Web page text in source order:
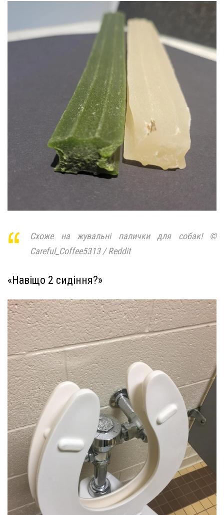
Схоже на жувальні палички для собак! ©
Careful_Coffee5313 / Reddit
«Навіщо 2 сидіння?»